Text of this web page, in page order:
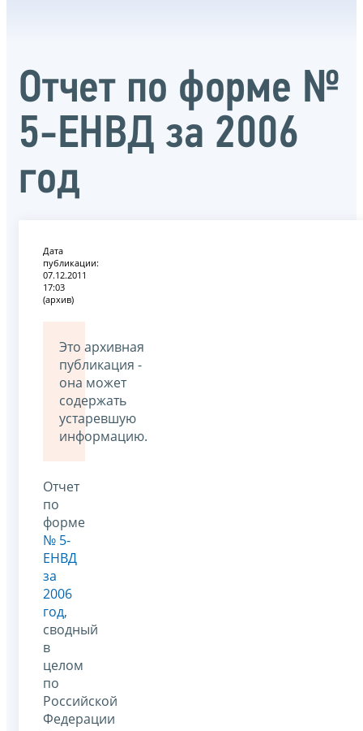
Отчет по форме №
5-ЕНВД за 2006
год
Дата
публикации:
07.12.2011
17:03
(архив)
Это архивная
публикация -
она может
содержать
устаревшую
информацию.
Отчет
по
форме
№ 5-
ЕНВД
за
2006
год,
сводный
в
целом
по
Российской
Федерации